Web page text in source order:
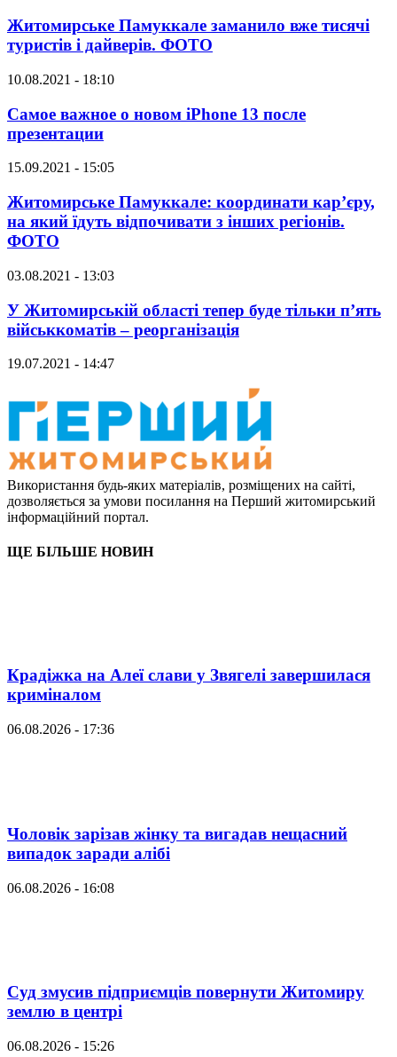
Житомирське Памуккале заманило вже тисячі
туристів і дайверів. ФОТО
10.08.2021 - 18:10
Самое важное о новом iPhone 13 после
презентации
15.09.2021 - 15:05
Житомирське Памуккале: координати кар’єру,
на який їдуть відпочивати з інших регіонів.
ФОТО
03.08.2021 - 13:03
У Житомирській області тепер буде тільки п’ять
військкоматів – реорганізація
19.07.2021 - 14:47
Використання будь-яких матеріалів, розміщених на сайті,
дозволяється за умови посилання на Перший житомирський
інформаційний портал.
ЩЕ БІЛЬШЕ НОВИН
Крадіжка на Алеї слави у Звягелі завершилася
криміналом
06.08.2026 - 17:36
Чоловік зарізав жінку та вигадав нещасний
випадок заради алібі
06.08.2026 - 16:08
Суд змусив підприємців повернути Житомиру
землю в центрі
06.08.2026 - 15:26